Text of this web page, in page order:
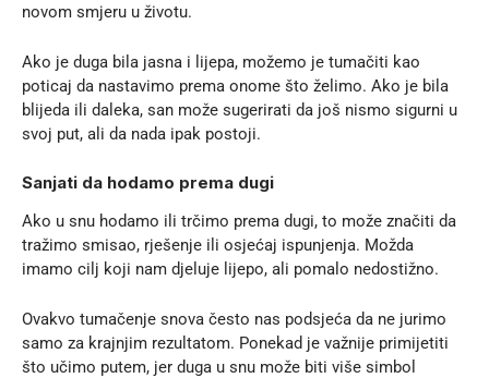
novom smjeru u životu.
Ako je duga bila jasna i lijepa, možemo je tumačiti kao
poticaj da nastavimo prema onome što želimo. Ako je bila
blijeda ili daleka, san može sugerirati da još nismo sigurni u
svoj put, ali da nada ipak postoji.
Sanjati da hodamo prema dugi
Ako u snu hodamo ili trčimo prema dugi, to može značiti da
tražimo smisao, rješenje ili osjećaj ispunjenja. Možda
imamo cilj koji nam djeluje lijepo, ali pomalo nedostižno.
Ovakvo tumačenje snova često nas podsjeća da ne jurimo
samo za krajnjim rezultatom. Ponekad je važnije primijetiti
što učimo putem, jer duga u snu može biti više simbol